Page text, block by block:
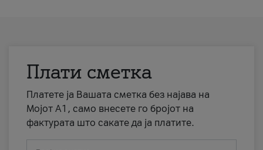
Плати сметка
Платете ја Вашата сметка без најава на
Мојот А1, само внесете го бројот на
фактурата што сакате да ја платите.